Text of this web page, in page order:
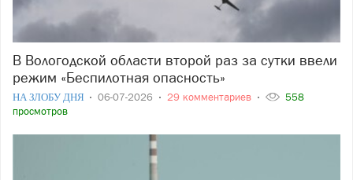
В Вологодской области второй раз за сутки ввели
режим «Беспилотная опасность»
НА ЗЛОБУ ДНЯ 06-07-2026 29 комментариев
558
просмотров